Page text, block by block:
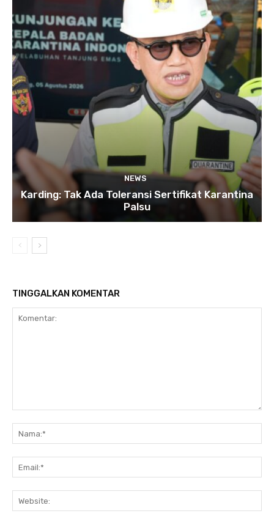
NEWS
Karding: Tak Ada Toleransi Sertifikat Karantina
Palsu
TINGGALKAN KOMENTAR